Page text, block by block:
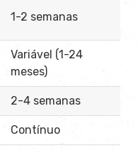
1-2 semanas
Variável (1-24
meses)
2-4 semanas
Contínuo